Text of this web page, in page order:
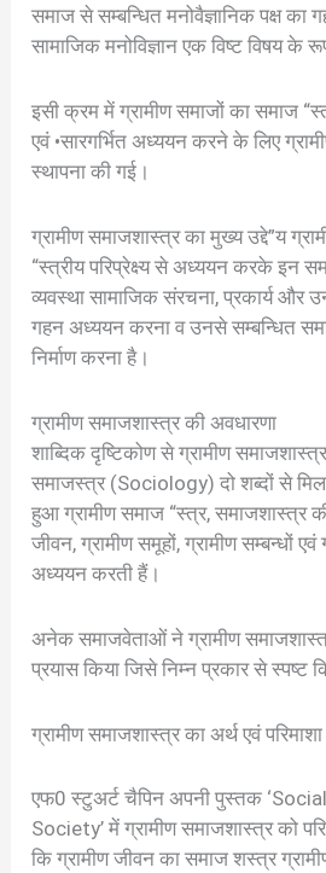
समाज से सम्बन्धित मनोवैज्ञानिक पक्ष
सामाजिक मनोविज्ञान एक विष्ट विषय के
इसी क्रम में ग्रामीण समाजों का समाज
एवं •सारगर्भित अध्ययन करने के लिए
स्थापना की गई।
ग्रामीण समाजशास्त्र का मुख्य उद्दे”य
“स्त्रीय परिप्रेक्ष्य से अध्ययन करके इन
व्यवस्था सामाजिक संरचना, प्रकार्य और
गहन अध्ययन करना व उनसे सम्बन्धित
निर्माण करना है।
ग्रामीण समाजशास्त्र की अवधारणा
शाब्दिक दृष्टिकोण से ग्रामीण
समाजस्त्र (Sociology) दो शब्दों से
हुआ ग्रामीण समाज “स्त्र, समाजशास्त्र
जीवन, ग्रामीण समूहों, ग्रामीण सम्बन्धों
अध्ययन करती हैं।
अनेक समाजवेताओं ने ग्रामीण
प्रयास किया जिसे निम्न प्रकार से स्पष्ट
ग्रामीण समाजशास्त्र का अर्थ एवं परिमाशा
एफ0 स्टुअर्ट चैपिन अपनी पुस्तक
Society’ में ग्रामीण समाजशास्त्र को
कि ग्रामीण जीवन का समाज शस्त्र